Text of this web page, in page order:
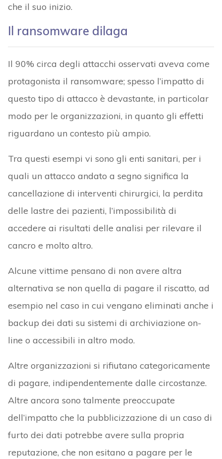
che il suo inizio.
Il ransomware dilaga
Il 90% circa degli attacchi osservati aveva come
protagonista il ransomware; spesso l’impatto di
questo tipo di attacco è devastante, in particolar
modo per le organizzazioni, in quanto gli effetti
riguardano un contesto più ampio.
Tra questi esempi vi sono gli enti sanitari, per i
quali un attacco andato a segno significa la
cancellazione di interventi chirurgici, la perdita
delle lastre dei pazienti, l’impossibilità di
accedere ai risultati delle analisi per rilevare il
cancro e molto altro.
Alcune vittime pensano di non avere altra
alternativa se non quella di pagare il riscatto, ad
esempio nel caso in cui vengano eliminati anche i
backup dei dati su sistemi di archiviazione on-
line o accessibili in altro modo.
Altre organizzazioni si rifiutano categoricamente
di pagare, indipendentemente dalle circostanze.
Altre ancora sono talmente preoccupate
dell’impatto che la pubblicizzazione di un caso di
furto dei dati potrebbe avere sulla propria
reputazione, che non esitano a pagare per le